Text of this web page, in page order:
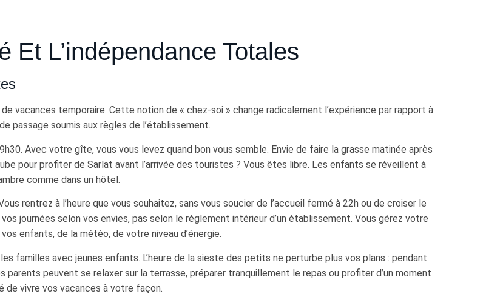
Et L’indépendance Totales
vacances temporaire. Cette notion de « chez-soi » change radicalement l’expérience par rapport à
passage soumis aux règles de l’établissement.
Avec votre gîte, vous vous levez quand bon vous semble. Envie de faire la grasse matinée après
pour profiter de Sarlat avant l’arrivée des touristes ? Vous êtes libre. Les enfants se réveillent à
comme dans un hôtel.
rentrez à l’heure que vous souhaitez, sans vous soucier de l’accueil fermé à 22h ou de croiser le
journées selon vos envies, pas selon le règlement intérieur d’un établissement. Vous gérez votre
enfants, de la météo, de votre niveau d’énergie.
familles avec jeunes enfants. L’heure de la sieste des petits ne perturbe plus vos plans : pendant
peuvent se relaxer sur la terrasse, préparer tranquillement le repas ou profiter d’un moment
de vivre vos vacances à votre façon.